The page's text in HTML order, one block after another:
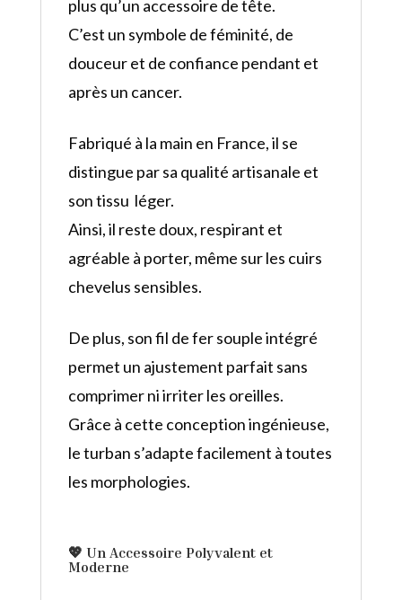
plus qu’un accessoire de tête.
C’est un symbole de féminité, de
douceur et de confiance pendant et
après un cancer.
Fabriqué à la main en France, il se
distingue par sa qualité artisanale et
son tissu léger.
Ainsi, il reste doux, respirant et
agréable à porter, même sur les cuirs
chevelus sensibles.
De plus, son fil de fer souple intégré
permet un ajustement parfait sans
comprimer ni irriter les oreilles.
Grâce à cette conception ingénieuse,
le turban s’adapte facilement à toutes
les morphologies.
💖 Un Accessoire Polyvalent et
Moderne